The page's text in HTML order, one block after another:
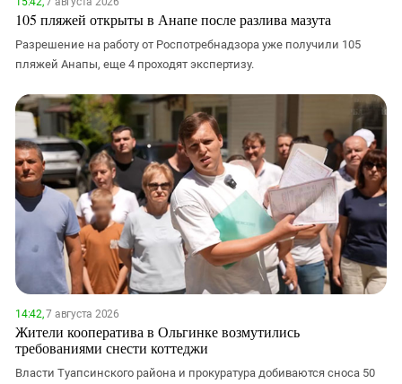
105 пляжей открыты в Анапе после разлива мазута
Разрешение на работу от Роспотребнадзора уже получили 105
пляжей Анапы, еще 4 проходят экспертизу.
14:42,7 августа 2026
Жители кооператива в Ольгинке возмутились
требованиями снести коттеджи
Власти Туапсинского района и прокуратура добиваются сноса 50